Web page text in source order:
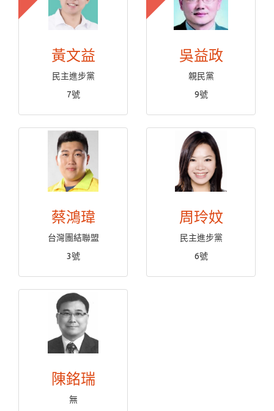
黃文益
民主進步黨
7號
吳益政
親民黨
9號
蔡鴻瑋
台灣團結聯盟
3號
周玲妏
民主進步黨
6號
陳銘瑞
無